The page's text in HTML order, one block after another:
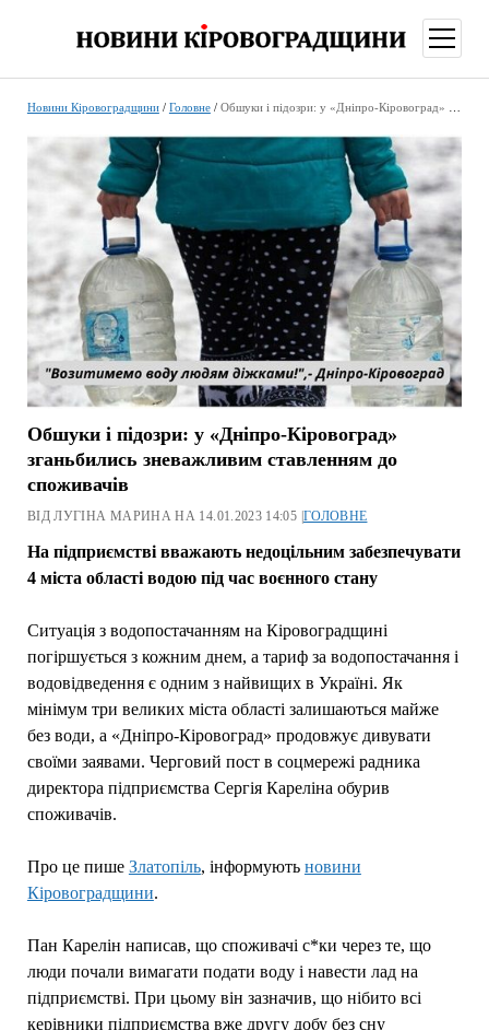
меню
Новини Кіровоградщини/ Головне/ Обшуки і підозри: у «Дніпро-Кіровоград» зганьбились зневажливим ставленням до споживачів
Обшуки і підозри: у «Дніпро-Кіровоград»
зганьбились зневажливим ставленням до
споживачів
ВІД ЛУГІНА МАРИНА НА 14.01.2023 14:05 |ГОЛОВНЕ
На підприємстві вважають недоцільним забезпечувати
4 міста області водою під час воєнного стану
Ситуація з водопостачанням на Кіровоградщині
погіршується з кожним днем, а тариф за водопостачання і
водовідведення є одним з найвищих в Україні. Як
мінімум три великих міста області залишаються майже
без води, а «Дніпро-Кіровоград» продовжує дивувати
своїми заявами. Черговий пост в соцмережі радника
директора підприємства Сергія Кареліна обурив
споживачів.
Про це пише Златопіль, інформують новини
Кіровоградщини.
Пан Карелін написав, що споживачі с*ки через те, що
люди почали вимагати подати воду і навести лад на
підприємстві. При цьому він зазначив, що нібито всі
керівники підприємства вже другу добу без сну